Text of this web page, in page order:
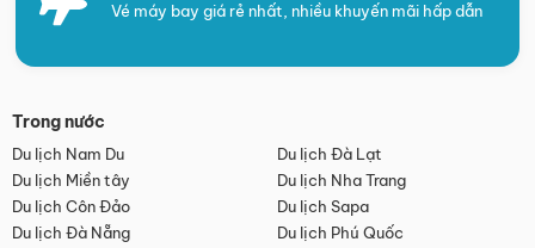
Vé máy bay giá rẻ nhất, nhiều khuyến mãi hấp dẫn
Trong nước
Du lịch Nam Du
Du lịch Đà Lạt
Du lịch Miền tây
Du lịch Nha Trang
Du lịch Côn Đảo
Du lịch Sapa
Du lịch Đà Nẵng
Du lịch Phú Quốc